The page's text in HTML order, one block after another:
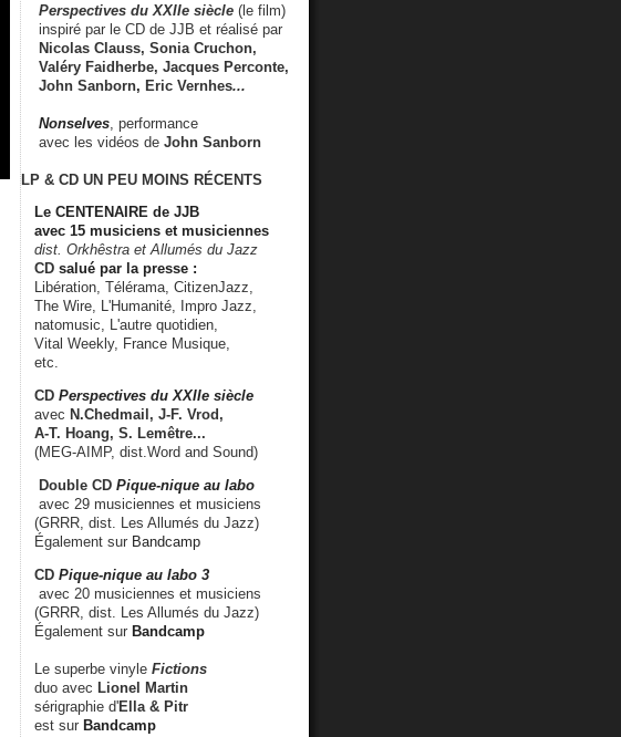
Perspectives du XXIIe siècle (le film)
inspiré par le CD de JJB et réalisé par
Nicolas Clauss, Sonia Cruchon,
Valéry Faidherbe, Jacques Perconte,
John Sanborn, Eric Vernhes...
Nonselves , performance
avec les vidéos de John Sanborn
LP & CD UN PEU MOINS RÉCENTS
Le CENTENAIRE de JJB
avec 15 musiciens et musiciennes
dist. Orkhêstra et Allumés du Jazz
CD salué par la presse :
Libération, Télérama, CitizenJazz,
The Wire, L'Humanité, Impro Jazz,
natomusic, L'autre quotidien,
Vital Weekly, France Musique,
etc.
CD Perspectives du XXIIe siècle
avec N.Chedmail, J-F. Vrod,
A-T. Hoang, S. Lemêtre...
(MEG-AIMP, dist.Word and Sound)
Double CD Pique-nique au labo
avec 29 musiciennes et musiciens
(GRRR, dist. Les Allumés du Jazz)
Également sur Bandcamp
CD Pique-nique au labo 3
avec 20 musiciennes et musiciens
(GRRR, dist. Les Allumés du Jazz)
Également sur Bandcamp
Le superbe vinyle Fictions
duo avec Lionel Martin
sérigraphie d'Ella & Pitr
est sur Bandcamp